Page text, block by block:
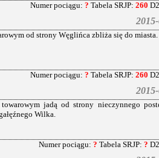
Numer pociągu: ? Tabela SRJP: 260
od strony Węglińca zbliża się do miasta.
Numer pociągu: ? Tabela SRJP: 260
jadą od strony nieczynnego
Wilka.
Numer pociągu: ? Tabela SRJP: ?